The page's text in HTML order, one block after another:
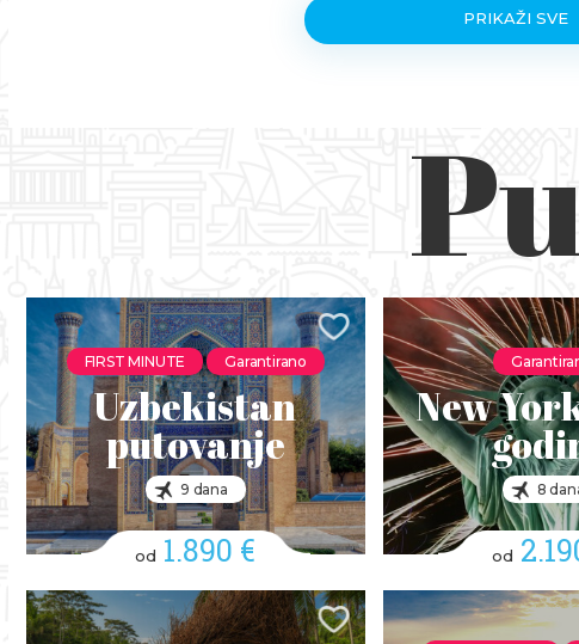
PRIKAŽI SVE
FIRST MINUTE Garantirano
Uzbekistan
putovanje
9 dana
od 1.890 €
New
8
od